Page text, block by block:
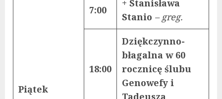
Piątek
7:00
+ Stanisława
Stanio – greg.
18:00
Dziękczynno-
błagalna w 60
rocznicę ślubu
Genowefy i
Tadeusza